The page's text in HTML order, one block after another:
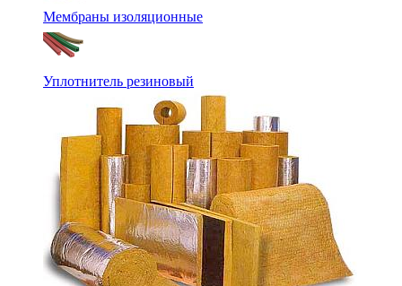
Мембраны изоляционные
Уплотнитель резиновый